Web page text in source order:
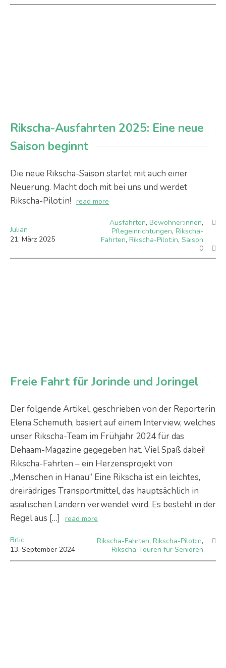
Rikscha-Ausfahrten 2025: Eine neue
Saison beginnt
Die neue Rikscha-Saison startet mit auch einer
Neuerung. Macht doch mit bei uns und werdet
Rikscha-Pilot:in! read more
Julian
21. März 2025
Ausfahrten, Bewohner:innen,
Pflegeinrichtungen, Rikscha-
Fahrten, Rikscha-Pilot:in, Saison
0
Freie Fahrt für Jorinde und Joringel
Der folgende Artikel, geschrieben von der Reporterin
Elena Schemuth, basiert auf einem Interview, welches
unser Rikscha-Team im Frühjahr 2024 für das
Dehaam-Magazine gegegeben hat. Viel Spaß dabei!
Rikscha-Fahrten – ein Herzensprojekt von
„Menschen in Hanau“ Eine Rikscha ist ein leichtes,
dreirädriges Transportmittel, das hauptsächlich in
asiatischen Ländern verwendet wird. Es besteht in der
Regel aus […]
read more
Brlic
13. September 2024
Rikscha-Fahrten, Rikscha-Pilot:in,
Rikscha-Touren für Senioren